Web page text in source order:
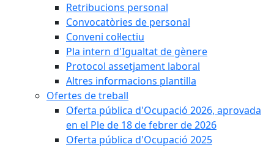
Retribucions personal
Convocatòries de personal
Conveni col·lectiu
Pla intern d'Igualtat de gènere
Protocol assetjament laboral
Altres informacions plantilla
Ofertes de treball
Oferta pública d'Ocupació 2026, aprovada
en el Ple de 18 de febrer de 2026
Oferta pública d'Ocupació 2025